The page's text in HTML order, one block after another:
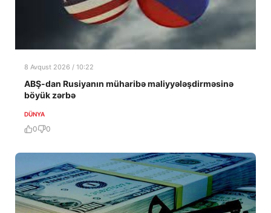
8 Avqust 2026 / 10:22
ABŞ-dan Rusiyanın müharibə maliyyələşdirməsinə
böyük zərbə
DÜNYA
0 0